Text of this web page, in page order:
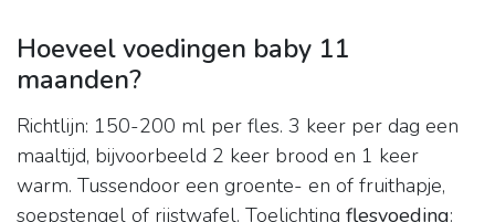
Hoeveel voedingen baby 11
maanden?
Richtlijn: 150-200 ml per fles. 3 keer per dag een
maaltijd, bijvoorbeeld 2 keer brood en 1 keer
warm. Tussendoor een groente- en of fruithapje,
soepstengel of rijstwafel. Toelichting flesvoeding: